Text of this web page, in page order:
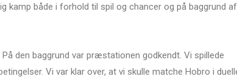
kamp både i forhold til spil og chancer og på baggrund af
den baggrund var præstationen godkendt. Vi spillede
Vi var klar over, at vi skulle matche Hobro i